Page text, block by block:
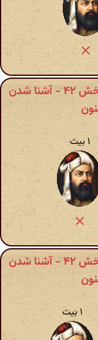
نظامی » خمسه » لیلی و مجنون » بخش ۴۲ - آشنا شدن
۱ بیت
نظامی » خمسه » لیلی و مجنون » بخش ۴۲ - آشنا شدن
۱ بیت